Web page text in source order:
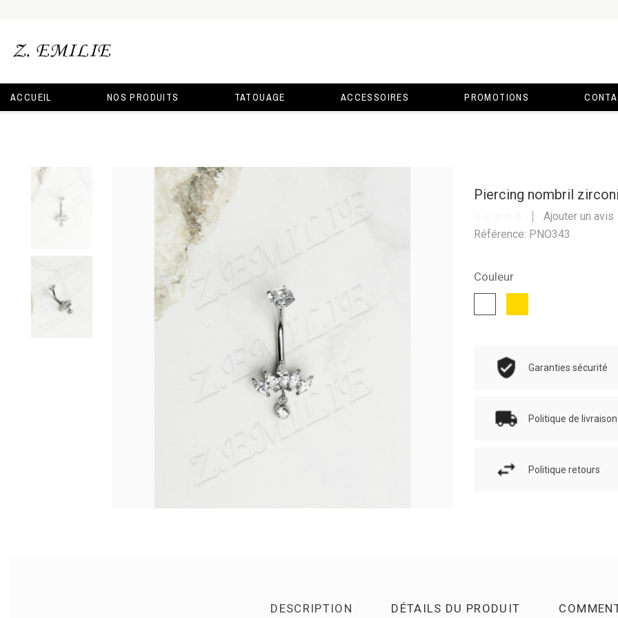
ACCUEIL NOS PRODUITS TATOUAGE ACCESSOIRES PROMOTIONS
Piercing nombril
Ajouter un avis
Référence: PNO343
Couleur
Garanties sécurité
Politique de livraison
Politique retours
DESCRIPTION DÉTAILS DU PRODUIT